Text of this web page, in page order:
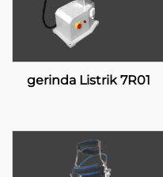
gerinda Listrik 7R01